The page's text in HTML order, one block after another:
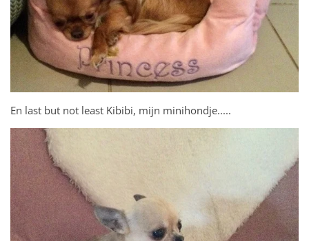
En last but not least Kibibi, mijn minihondje.....